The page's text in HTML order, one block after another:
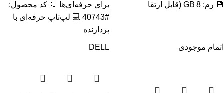
💾 رم: 8 GB (قابل ارتقا
برای حرفه‌ای‌ها 🔖 کد محصول:
#40743 💻 لپ‌تاپ حرفه‌ای با
پردازنده
اتمام موجودی DELL